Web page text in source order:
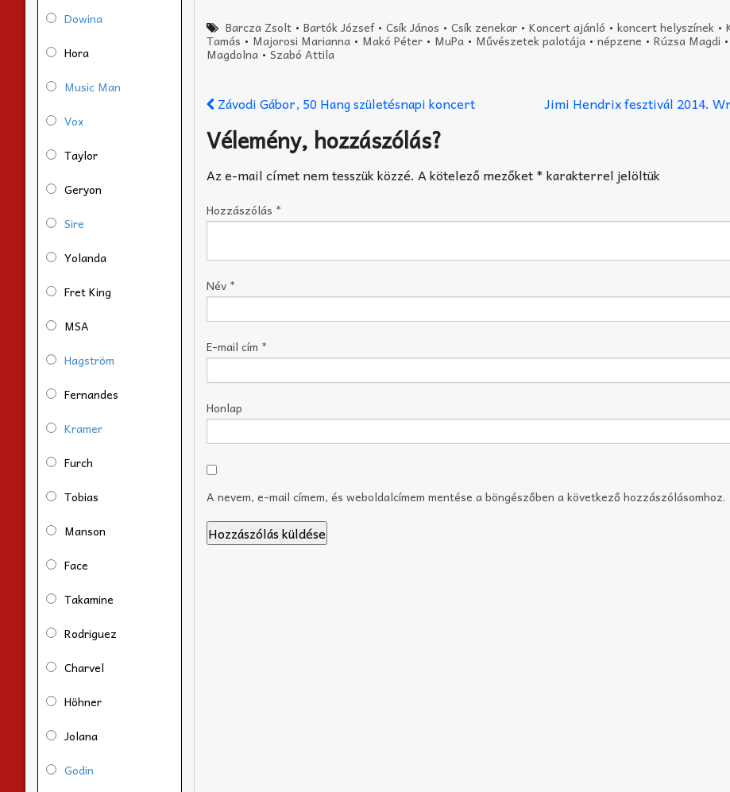
Barcza Zsolt• Bartók József• Csík János • Csík zenekar• Koncert ajánló • koncert helyszínek•
Tamás • Majorosi Marianna • Makó Péter • MuPa • Művészetek palotája •népzene •Rúzsa Magdi
Magdolna •Szabó Attila
Závodi Gábor, 50 Hang születésnapi koncert Jimi Hendrix fesztivál 2014.
Vélemény, hozzászólás?
Az e-mail címet nem tesszük közzé. A kötelező mezőket*karakterrel jelöltük
Hozzászólás *
Név *
E-mail cím *
Honlap
A nevem, e-mail címem, és weboldalcímem mentése a böngészőben a következő hozzászólásomhoz.
Dowina
Hora
Music Man
Vox
Taylor
Geryon
Sire
Yolanda
Fret King
MSA
Hagström
Fernandes
Kramer
Furch
Tobias
Manson
Face
Takamine
Rodriguez
Charvel
Höhner
Jolana
Godin